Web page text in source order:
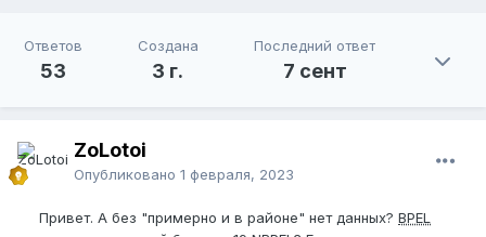
Ответов
53
Создана
3 г.
Последний ответ
7 сент
ZoLotoi
Опубликовано 1 февраля, 2023
Привет. А без "примерно и в районе" нет данных? BPEL